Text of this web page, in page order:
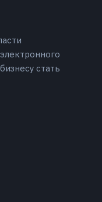
стать